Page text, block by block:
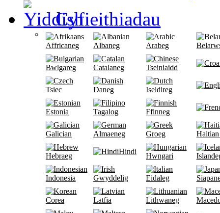
Cyfieithiadau
Affricaneg Albaneg Arabeg
Bwlgareg Catalaneg Tseiniaidd
Tsiec Daneg Iseldireg
Estonia Tagalog Ffinneg
Galician Almaeneg Groeg
Hebraeg
Hindi
Hwngari
Indonesia Gwyddelig Eidaleg
Corea Latfia Lithwaneg